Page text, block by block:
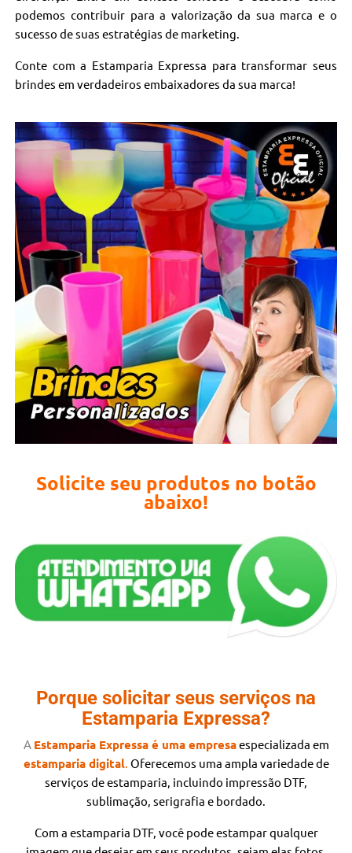
podemos contribuir para a valorização da sua marca e o
sucesso de suas estratégias de marketing.
Conte com a Estamparia Expressa para transformar seus
brindes em verdadeiros embaixadores da sua marca!
Solicite seu produtos no botão
abaixo!
Porque solicitar seus serviços na
Estamparia Expressa?
A Estamparia Expressa é uma empresaespecializada em
estamparia digital. Oferecemos uma ampla variedade de
serviços de estamparia, incluindo impressão DTF,
sublimação, serigrafia e bordado.
Com a estamparia DTF, você pode estampar qualquer